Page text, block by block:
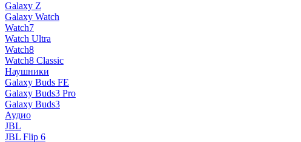
Galaxy Z
Galaxy Watch
Watch7
Watch Ultra
Watch8
Watch8 Classic
Наушники
Galaxy Buds FE
Galaxy Buds3 Pro
Galaxy Buds3
Аудио
JBL
JBL Flip 6